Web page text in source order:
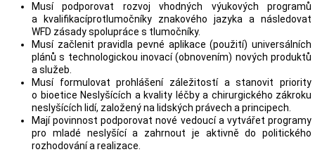
Musí podporovat rozvoj vhodných výukových programů
a kvalifikacíprotlumočníky znakového jazyka a následovat
WFD zásady spolupráce s tlumočníky.
Musí začlenit pravidla pevné aplikace (použití) universálních
plánů s technologickou inovací (obnovením) nových produktů
a služeb.
Musí formulovat prohlášení záležitostí a stanovit priority
o bioetice Neslyšících a kvality léčby a chirurgického zákroku
neslyšících lidí, založený na lidských právech a principech.
Mají povinnost podporovat nové vedoucí a vytvářet programy
pro mladé neslyšící a zahrnout je aktivně do politického
rozhodování a realizace.